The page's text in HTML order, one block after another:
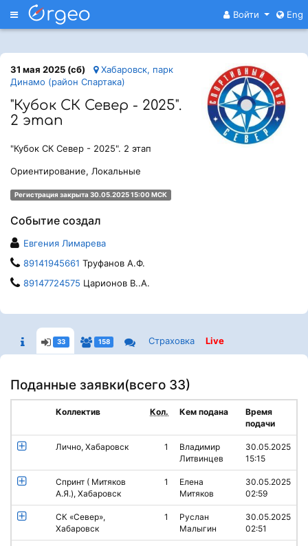
Меню Войти Eng
31 мая 2025 (сб)
Хабаровск, парк
Динамо (район Спартака)
"Кубок СК Север - 2025".
2 этап
"Кубок СК Север - 2025". 2 этап
Ориентирование, Локальные
Регистрация закрыта 30.05.2025 15:00 МСК
Событие создал
Евгения Лимарева
89141945661 Труфанов А.Ф.
89147724575 Царионов В..А.
33 158 Страховка Live
Поданные заявки(всего 33)
Коллектив Кол. Кем подана
Время
подачи
Лично, Хабаровск 1
Владимир
Литвинцев
30.05.2025
15:15
Спринт ( Митяков
А.Я.), Хабаровск
1
Елена
Митяков
30.05.2025
02:59
СК «Север»,
Хабаровск
1
Руслан
Малыгин
30.05.2025
02:51